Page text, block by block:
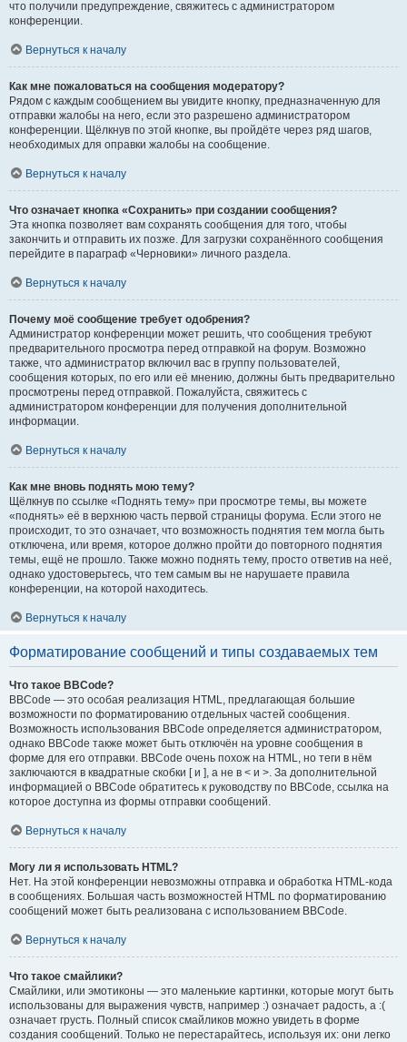
что получили предупреждение, свяжитесь с администратором
конференции.
Вернуться к началу
Как мне пожаловаться на сообщения модератору?
Рядом с каждым сообщением вы увидите кнопку, предназначенную для
отправки жалобы на него, если это разрешено администратором
конференции. Щёлкнув по этой кнопке, вы пройдёте через ряд шагов,
необходимых для оправки жалобы на сообщение.
Вернуться к началу
Что означает кнопка «Сохранить» при создании сообщения?
Эта кнопка позволяет вам сохранять сообщения для того, чтобы
закончить и отправить их позже. Для загрузки сохранённого сообщения
перейдите в параграф «Черновики» личного раздела.
Вернуться к началу
Почему моё сообщение требует одобрения?
Администратор конференции может решить, что сообщения требуют
предварительного просмотра перед отправкой на форум. Возможно
также, что администратор включил вас в группу пользователей,
сообщения которых, по его или её мнению, должны быть предварительно
просмотрены перед отправкой. Пожалуйста, свяжитесь с
администратором конференции для получения дополнительной
информации.
Вернуться к началу
Как мне вновь поднять мою тему?
Щёлкнув по ссылке «Поднять тему» при просмотре темы, вы можете
«поднять» её в верхнюю часть первой страницы форума. Если этого не
происходит, то это означает, что возможность поднятия тем могла быть
отключена, или время, которое должно пройти до повторного поднятия
темы, ещё не прошло. Также можно поднять тему, просто ответив на неё,
однако удостоверьтесь, что тем самым вы не нарушаете правила
конференции, на которой находитесь.
Вернуться к началу
Форматирование сообщений и типы создаваемых тем
Что такое BBCode?
BBCode — это особая реализация HTML, предлагающая большие
возможности по форматированию отдельных частей сообщения.
Возможность использования BBCode определяется администратором,
однако BBCode также может быть отключён на уровне сообщения в
форме для его отправки. BBCode очень похож на HTML, но теги в нём
заключаются в квадратные скобки [ и ], а не в < и >. За дополнительной
информацией о BBCode обратитесь к руководству по BBCode, ссылка на
которое доступна из формы отправки сообщений.
Вернуться к началу
Могу ли я использовать HTML?
Нет. На этой конференции невозможны отправка и обработка HTML-кода
в сообщениях. Большая часть возможностей HTML по форматированию
сообщений может быть реализована с использованием BBCode.
Вернуться к началу
Что такое смайлики?
Смайлики, или эмотиконы — это маленькие картинки, которые могут быть
использованы для выражения чувств, например :) означает радость, а :(
означает грусть. Полный список смайликов можно увидеть в форме
создания сообщений. Только не перестарайтесь, используя их: они легко